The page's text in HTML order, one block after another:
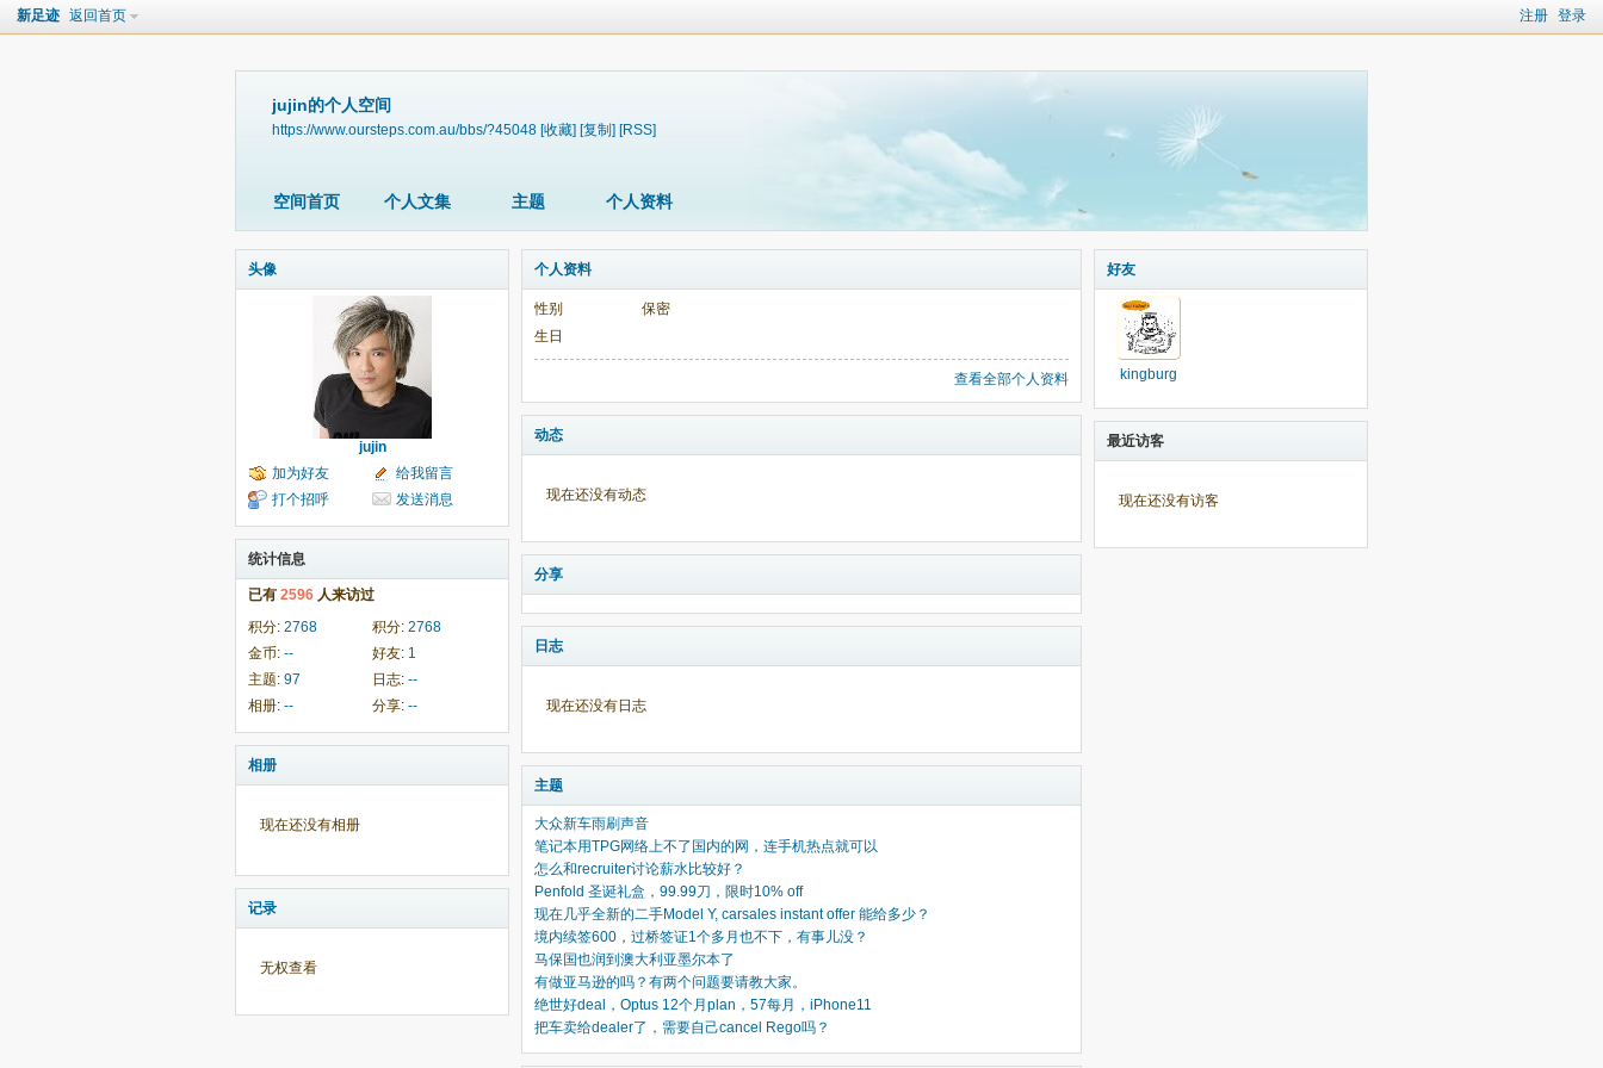
注册 登录
新足迹 返回首页
jujin的个人空间
https://www.oursteps.com.au/bbs/?45048 [收藏] [复制] [RSS]
空间首页 个人文集 主题 个人资料
头像
jujin
加为好友
给我留言
打个招呼
发送消息
统计信息
已有 2596 人来访过
积分: 2768 积分: 2768
金币: -- 好友: 1
主题: 97 日志: --
相册: -- 分享: --
相册
现在还没有相册
记录
无权查看
个人资料
性别
保密
生日
查看全部个人资料
动态
现在还没有动态
分享
日志
现在还没有日志
主题
大众新车雨刷声音
笔记本用TPG网络上不了国内的网，连手机热点就可以
怎么和recruiter讨论薪水比较好？
Penfold 圣诞礼盒，99.99刀，限时10% off
现在几乎全新的二手Model Y, carsales instant offer 能给多少？
境内续签600，过桥签证1个多月也不下，有事儿没？
马保国也润到澳大利亚墨尔本了
有做亚马逊的吗？有两个问题要请教大家。
绝世好deal，Optus 12个月plan，57每月，iPhone11
把车卖给dealer了，需要自己cancel Rego吗？
好友
kingburg
最近访客
现在还没有访客